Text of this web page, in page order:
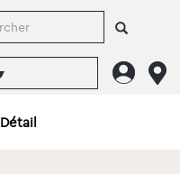
Détail